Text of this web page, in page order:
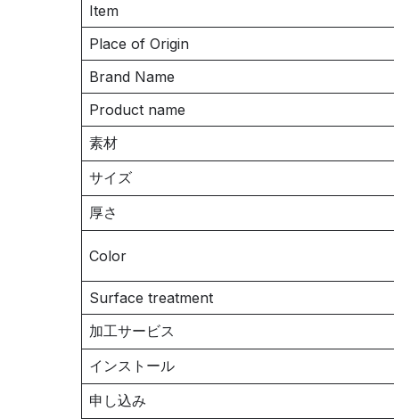
Item
Place of Origin
Brand Name
Product name
素材
サイズ
厚さ
Color
Surface treatment
加工サービス
インストール
申し込み